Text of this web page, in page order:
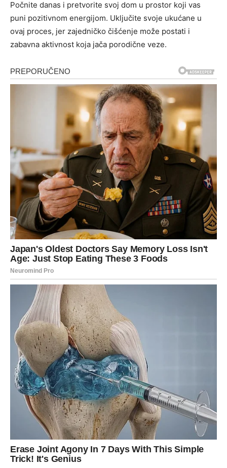
Počnite danas i pretvorite svoj dom u prostor koji vas
puni pozitivnom energijom. Uključite svoje ukućane u
ovaj proces, jer zajedničko čišćenje može postati i
zabavna aktivnost koja jača porodične veze.